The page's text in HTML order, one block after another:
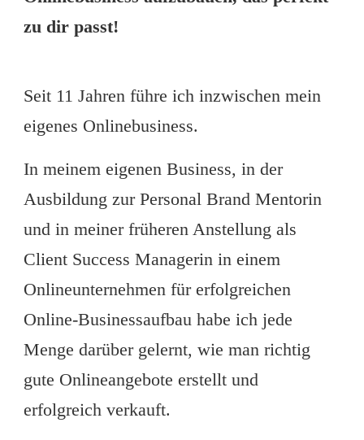
zu dir passt!
Seit 11 Jahren führe ich inzwischen mein
eigenes Onlinebusiness.
In meinem eigenen Business, in der
Ausbildung zur Personal Brand Mentorin
und in meiner früheren Anstellung als
Client Success Managerin in einem
Onlineunternehmen für erfolgreichen
Online-Businessaufbau habe ich jede
Menge darüber gelernt, wie man richtig
gute Onlineangebote erstellt und
erfolgreich verkauft.